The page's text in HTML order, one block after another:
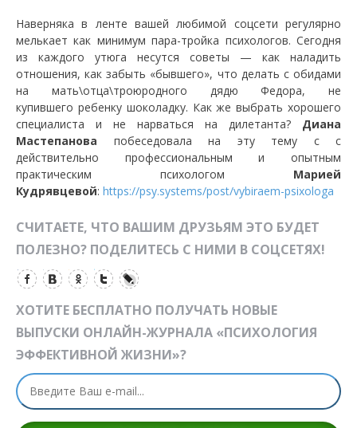
Наверняка в ленте вашей любимой соцсети регулярно
мелькает как минимум пара-тройка психологов. Сегодня
из каждого утюга несутся советы — как наладить
отношения, как забыть «бывшего», что делать с обидами
на мать\отца\троюродного дядю Федора, не
купившего ребенку шоколадку. Как же выбрать хорошего
специалиста и не нарваться на дилетанта? Диана
Мастепанова побеседовала на эту тему с с
действительно профессиональным и опытным
практическим психологом Марией
Кудрявцевой: https://psy.systems/post/vybiraem-psixologa
СЧИТАЕТЕ, ЧТО ВАШИМ ДРУЗЬЯМ ЭТО БУДЕТ
ПОЛЕЗНО? ПОДЕЛИТЕСЬ С НИМИ В СОЦСЕТЯХ!
ХОТИТЕ БЕСПЛАТНО ПОЛУЧАТЬ НОВЫЕ
ВЫПУСКИ ОНЛАЙН-ЖУРНАЛА «ПСИХОЛОГИЯ
ЭФФЕКТИВНОЙ ЖИЗНИ»?